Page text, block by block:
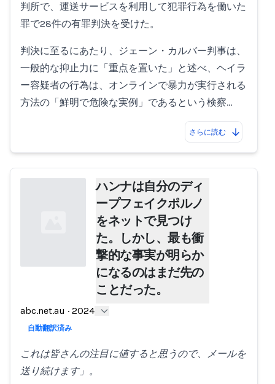
判所で、運送サービスを利用して犯罪行為を働いた
罪で28件の有罪判決を受けた。
判決に至るにあたり、ジェーン・カルバー判事は、
一般的な抑止力に「重点を置いた」と述べ、ヘイラ
ー容疑者の行為は、オンラインで暴力が実行される
方法の「鮮明で危険な実例」であるという検察…
さらに読む
ハンナは自分のディ
ープフェイクポルノ
をネットで見つけ
た。しかし、最も衝
撃的な事実が明らか
になるのはまだ先の
ことだった。
abc.net.au · 2024
自動翻訳済み
これは皆さんの注目に値すると思うので、メールを
送り続けます」。